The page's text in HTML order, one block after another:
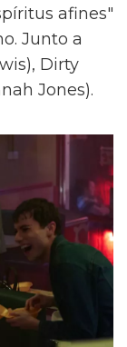
afines"
Junto a
Dirty
Jones).